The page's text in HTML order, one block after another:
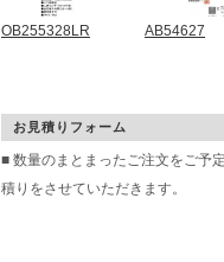
OB255328LR AB54627
お見積りフォーム
■ 数量のまとまったご注文をご予
積りをさせていただきます。